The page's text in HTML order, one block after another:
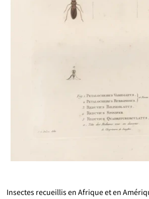
Insectes recueillis en Afrique et en